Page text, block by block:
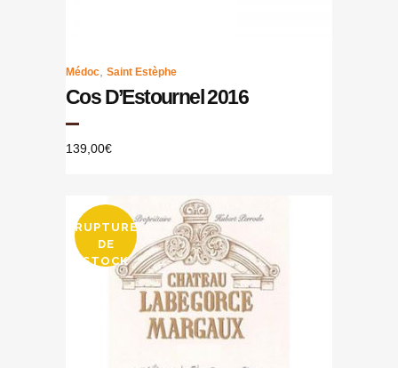
Médoc Saint Estèphe
Cos D’Estournel 2016
139,00€
RUPTURE
DE
STOCK